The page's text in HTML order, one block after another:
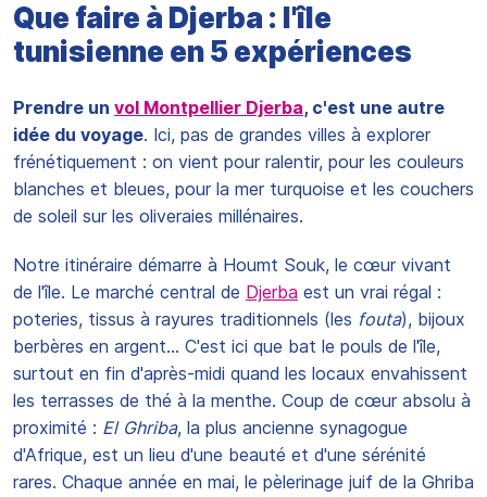
Que faire à Djerba : l'île
tunisienne en 5 expériences
Prendre un vol Montpellier Djerba, c'est une autre
idée du voyage. Ici, pas de grandes villes à explorer
frénétiquement : on vient pour ralentir, pour les couleurs
blanches et bleues, pour la mer turquoise et les couchers
de soleil sur les oliveraies millénaires.
Notre itinéraire démarre à Houmt Souk, le cœur vivant
de l'île. Le marché central de Djerba est un vrai régal :
poteries, tissus à rayures traditionnels (les fouta), bijoux
berbères en argent… C'est ici que bat le pouls de l'île,
surtout en fin d'après-midi quand les locaux envahissent
les terrasses de thé à la menthe. Coup de cœur absolu à
proximité : El Ghriba, la plus ancienne synagogue
d'Afrique, est un lieu d'une beauté et d'une sérénité
rares. Chaque année en mai, le pèlerinage juif de la Ghriba